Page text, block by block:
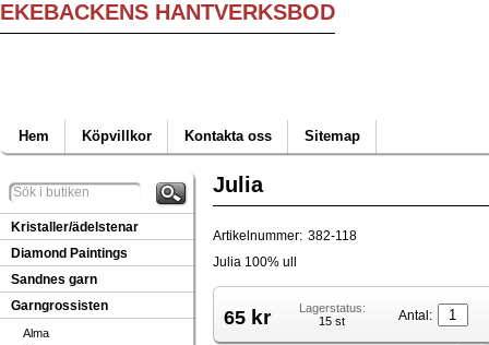
EKEBACKENS HANTVERKSBOD
Hem Köpvillkor Kontakta oss Sitemap
Kristaller/ädelstenar
Diamond Paintings
Sandnes garn
Garngrossisten
Alma
Julia
Artikelnummer: 382-118
Julia 100% ull
65 kr
Lagerstatus:
15 st
Antal: